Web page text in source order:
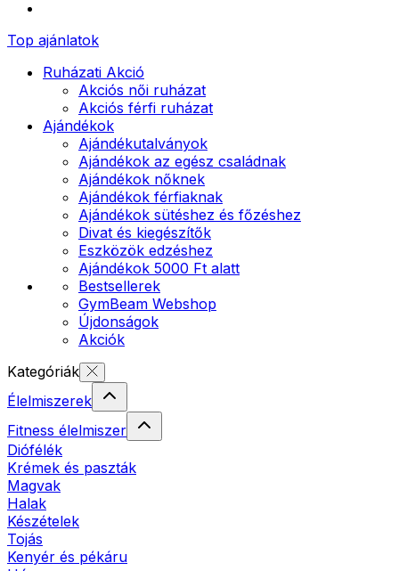
Top ajánlatok
Ruházati Akció
Akciós női ruházat
Akciós férfi ruházat
Ajándékok
Ajándékutalványok
Ajándékok az egész családnak
Ajándékok nőknek
Ajándékok férfiaknak
Ajándékok sütéshez és főzéshez
Divat és kiegészítők
Eszközök edzéshez
Ajándékok 5000 Ft alatt
Bestsellerek
GymBeam Webshop
Újdonságok
Akciók
Kategóriák
Élelmiszerek
Fitness élelmiszer
Diófélék
Krémek és paszták
Magvak
Halak
Készételek
Tojás
Kenyér és pékáru